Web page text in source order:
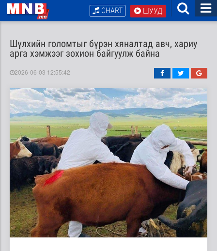
ШУУД
CHART
Шүлхийн голомтыг бүрэн хяналтад авч, хариу
арга хэмжээг зохион байгуулж байна
2026-06-03 12:55:42